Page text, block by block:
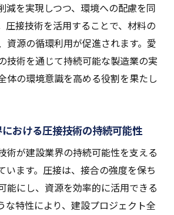
減を実現しつつ、環境への配慮を同
圧接技術を活用することで、材料の
資源の循環利用が促進されます。愛
技術を通じて持続可能な製造業の実
体の環境意識を高める役割を果たし
おける圧接技術の持続可能性
術が建設業界の持続可能性を支える
います。圧接は、接合の強度を保ち
能にし、資源を効率的に活用できる
な特性により、建設プロジェクト全